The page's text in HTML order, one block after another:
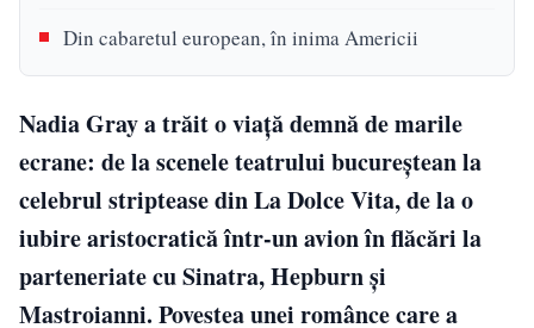
Din cabaretul european, în inima Americii
Nadia Gray a trăit o viață demnă de marile
ecrane: de la scenele teatrului bucureștean la
celebrul striptease din La Dolce Vita, de la o
iubire aristocratică într-un avion în flăcări la
parteneriate cu Sinatra, Hepburn și
Mastroianni. Povestea unei românce care a